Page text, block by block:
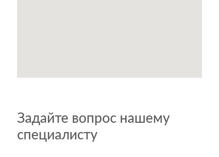
Задайте вопрос нашему
специалисту